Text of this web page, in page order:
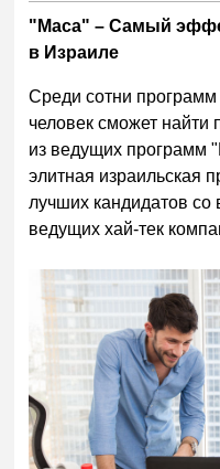
"Маса" – Самый
в Израиле
Среди сотни
человек сможет
из ведущих программ
элитная израильская
лучших кандидатов со
ведущих хай-тек